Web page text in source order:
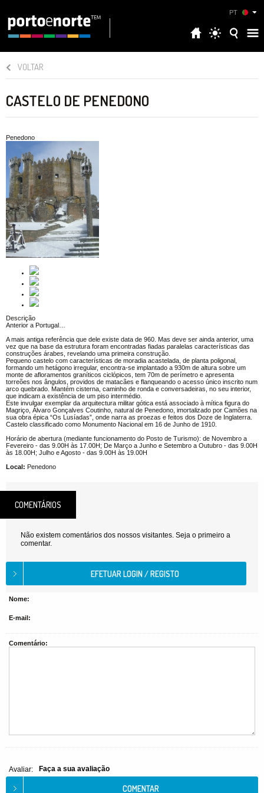
PT
VOLTAR
CASTELO DE PENEDONO
Penedono
Descrição
Anterior a Portugal…
A mais antiga referência que dele existe data de 960. Mas deve ser ainda anterior, uma
vez que na base da estrutura foram encontradas fiadas paralelas características das
construções árabes, revelando uma primeira construção.
Pequeno castelo com características de moradia acastelada, de planta poligonal,
formando um hetágono irregular, encontra-se implantado a 930m de altura sobre um
monte de afloramentos graníticos ciclópicos, tem 70m de perímetro e apresenta
torreões nos ângulos, providos de matacães e flanqueando o acesso único inscrito num
arco quebrado. Mantém cisterna, caminho de ronda e conversadeiras, no seu interior,
que indicam a existência de um piso intermédio.
Este invulgar exemplar da arquitectura militar gótica está associado à mítica figura do
Magriço, Álvaro Gonçalves Coutinho, natural de Penedono, imortalizado por Camões na
sua obra épica “Os Lusíadas”, onde narra as proezas e feitos dos Doze de Inglaterra.
Castelo classificado como Monumento Nacional em 16 de Junho de 1910.
Horário de abertura (mediante funcionamento do Posto de Turismo): de Novembro a
Fevereiro - das 9.00H às 17.00H; De Março a Junho e Setembro a Outubro - das 9.00H
às 18.00H; Julho e Agosto - das 9.00H às 19.00H
Local: Penedono
COMENTÁRIOS
Não existem comentários dos nossos visitantes. Seja o primeiro a
comentar.
Nome:
E-mail:
Comentário:
Avaliar: Faça a sua avaliação